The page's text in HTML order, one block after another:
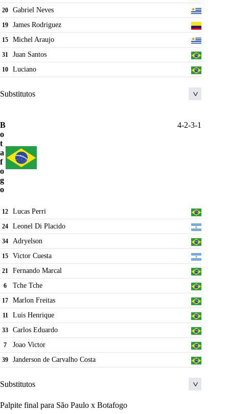
20 Gabriel Neves
19 James Rodriguez
15 Michel Araujo
31 Juan Santos
10 Luciano
Substitutos
47
Luan
35 Lucas Beraldo
25
30 Joao Moreira
13 Rafinha
Alexandre Pato
9 Jonathan Calleri
23 Rafael Monteiro
7 Lucas Moura
B
o
t
a
f
o
g
o
4-2-3-1
12 Lucas Perri
24 Leonel Di Placido
34 Adryelson
15 Victor Cuesta
21 Fernando Marcal
6 Tche Tche
17 Marlon Freitas
11 Luis Henrique
33 Carlos Eduardo
7 Joao Victor
39 Janderson de Carvalho Costa
Substitutos
10 Matias Segovia
Palpite final para São Paulo x Botafogo